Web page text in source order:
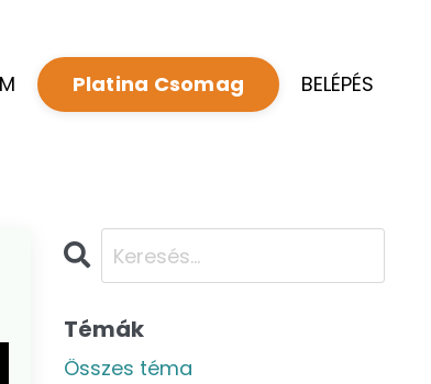
Platina Csomag BELÉPÉS
Témák
Összes téma